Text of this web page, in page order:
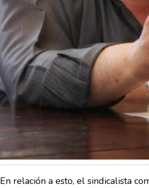
En relación a esto, el sindicalista